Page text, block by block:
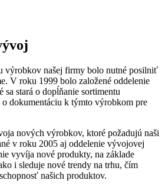
výrobkov našej firmy bolo nutné posilniť
V roku 1999 bolo založené oddelenie
sa stará o dopĺňanie sortimentu
dokumentáciu k týmto výrobkom pre
nových výrobkov, ktoré požadujú naši
v roku 2005 aj oddelenie vývojovej
vyvíja nové produkty, na základe
i sleduje nové trendy na trhu, čím
našich produktov.